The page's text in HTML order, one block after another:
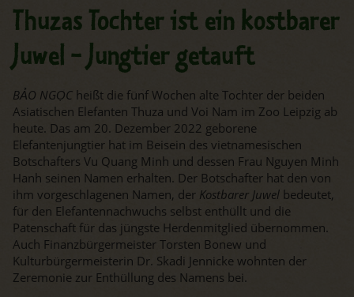
Thuzas Tochter ist ein kostbarer
Juwel - Jungtier getauft
BẢO NGỌC heißt die fünf Wochen alte Tochter der beiden
Asiatischen Elefanten Thuza und Voi Nam im Zoo Leipzig ab
heute. Das am 20. Dezember 2022 geborene
Elefantenjungtier hat im Beisein des vietnamesischen
Botschafters Vu Quang Minh und dessen Frau Nguyen Minh
Hanh seinen Namen erhalten. Der Botschafter hat den von
ihm vorgeschlagenen Namen, der Kostbarer Juwel bedeutet,
für den Elefantennachwuchs selbst enthüllt und die
Patenschaft für das jüngste Herdenmitglied übernommen.
Auch Finanzbürgermeister Torsten Bonew und
Kulturbürgermeisterin Dr. Skadi Jennicke wohnten der
Zeremonie zur Enthüllung des Namens bei.